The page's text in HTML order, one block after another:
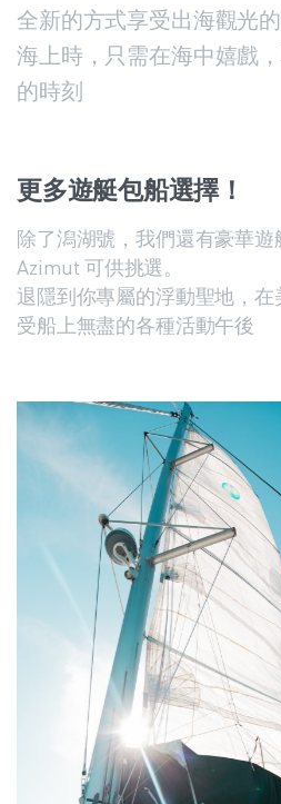
全新的方式享受出海觀光
海上時，只需在海中嬉戲
的時刻
更多遊艇包船選擇！
除了潟湖號，我們還有豪華遊
Azimut 可供挑選。
退隱到你專屬的浮動聖地，
受船上無盡的各種活動午後